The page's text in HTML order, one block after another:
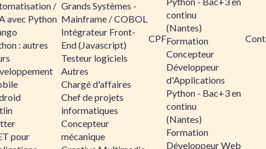
/
avec Python
: autres
pour
Grands Systèmes -
Mainframe / COBOL
Intégrateur Front-
End (Javascript)
Testeur logiciels
Autres
Chargé d'affaires
Chef de projets
informatiques
Concepteur
mécanique
CPF
continu
(Nantes)
Formation
Concepteur
Développeur
d'Applications
Python - Bac+3 en
continu
(Nantes)
Formation
Développeur Web